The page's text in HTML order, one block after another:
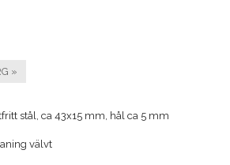
»
stål, ca 43x15 mm, hål ca 5 mm
välvt